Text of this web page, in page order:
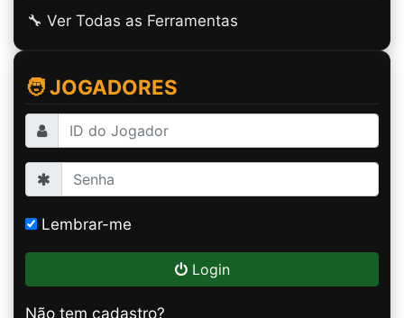
🔧 Ver Todas as Ferramentas
🧑 JOGADORES
Lembrar-me
Login
Não tem cadastro?